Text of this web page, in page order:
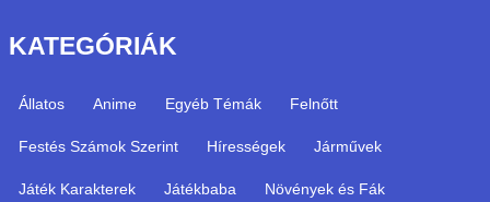
KATEGÓRIÁK
Állatos Anime Egyéb Témák Felnőtt
Festés Számok Szerint Hírességek Járművek
Játék Karakterek Játékbaba Növények és Fák